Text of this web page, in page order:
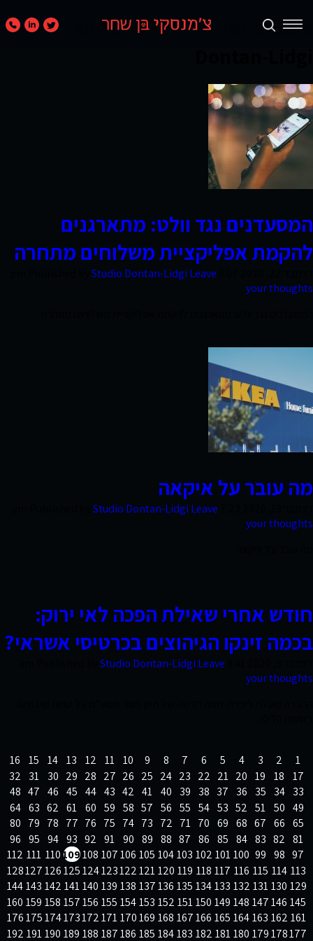
תכנון
ערים
ואזורים
נדל״ן
מניב
קמעונאות
ומסחר
חוות
פרסומים
שוק
צרו
קשר
Author Archives for Studio
המסעדנים נגד וולט: מתארגנים
להקמת אפליקציית משלוחים מתחרה
Studio Dontan-Lidgi Leave
your thoughts
מה עובר על איקאה
Studio Dontan-Lidgi Leave
your thoughts
חודש אחרי שאילת הפכה לאי ירוק:
בכמה זינקו הגיהוצים בכרטיסי אשראי?
Studio Dontan-Lidgi Leave
your thoughts
1
2
3
4
5
6
7
8
9
10
11
12
13
14
15
16
17
18
19
20
21
22
23
24
25
26
27
28
29
30
31
32
33
34
35
36
37
38
39
40
41
42
43
44
45
46
47
48
49
50
51
52
53
54
55
56
57
58
59
60
61
62
63
64
65
66
67
68
69
70
71
72
73
74
75
76
77
78
79
80
81
82
83
84
85
86
87
88
89
90
91
92
93
94
95
96
97
98
99
100
101
102
103
104
105
106
107
108
109
110
111
112
113
114
115
116
117
118
119
120
121
122
123
124
125
126
127
128
129
130
131
132
133
134
135
136
137
138
139
140
141
142
143
144
145
146
147
148
149
150
151
152
153
154
155
156
157
158
159
160
161
162
163
164
165
166
167
168
169
170
171
172
173
174
175
176
177
178
179
180
181
182
183
184
185
186
187
188
189
190
191
192